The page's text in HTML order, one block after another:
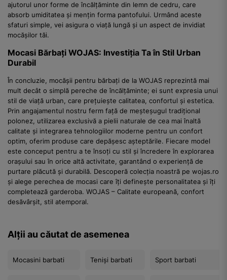
ajutorul unor forme de încălțăminte din lemn de cedru, care
absorb umiditatea și mențin forma pantofului. Urmând aceste
sfaturi simple, vei asigura o viață lungă și un aspect de invidiat
mocășilor tăi.
Mocasi Bărbați WOJAS: Investiția Ta în Stil Urban
Durabil
În concluzie, mocășii pentru bărbați de la WOJAS reprezintă mai
mult decât o simplă pereche de încălțăminte; ei sunt expresia unui
stil de viață urban, care prețuiește calitatea, confortul și estetica.
Prin angajamentul nostru ferm față de meșteșugul tradițional
polonez, utilizarea exclusivă a pielii naturale de cea mai înaltă
calitate și integrarea tehnologiilor moderne pentru un confort
optim, oferim produse care depășesc așteptările. Fiecare model
este conceput pentru a te însoți cu stil și încredere în explorarea
orașului sau în orice altă activitate, garantând o experiență de
purtare plăcută și durabilă. Descoperă colecția noastră pe wojas.ro
și alege perechea de mocasi care îți definește personalitatea și îți
completează garderoba. WOJAS – Calitate europeană, confort
desăvârșit, stil atemporal.
Alții au căutat de asemenea
Mocasini barbati Teniși barbati Sport barbati